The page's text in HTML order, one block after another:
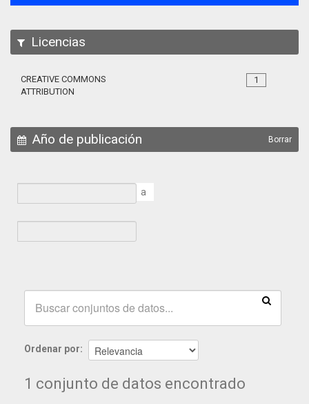
Licencias
1
CREATIVE COMMONS
ATTRIBUTION
Año de publicación Borrar
a
Ordenar por
1 conjunto de datos encontrado